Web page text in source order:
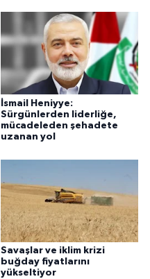
İsmail Heniyye:
Sürgünlerden liderliğe,
mücadeleden şehadete
uzanan yol
Savaşlar ve iklim krizi
buğday fiyatlarını
yükseltiyor